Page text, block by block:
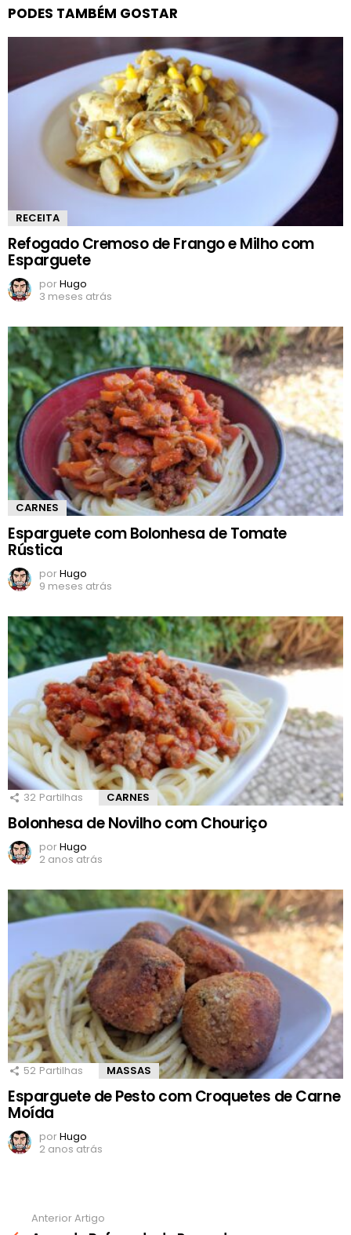
PODES TAMBÉM GOSTAR
RECEITA
Refogado Cremoso de Frango e Milho com
Esparguete
porHugo
3 meses atrás
CARNES
Esparguete com Bolonhesa de Tomate
Rústica
porHugo
9 meses atrás
32 Partilhas CARNES
Bolonhesa de Novilho com Chouriço
porHugo
2 anos atrás
52 Partilhas MASSAS
Esparguete de Pesto com Croquetes de Carne
Moída
porHugo
2 anos atrás
Anterior Artigo